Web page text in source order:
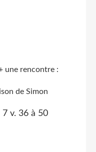
une rencontre :
de Simon
à 50